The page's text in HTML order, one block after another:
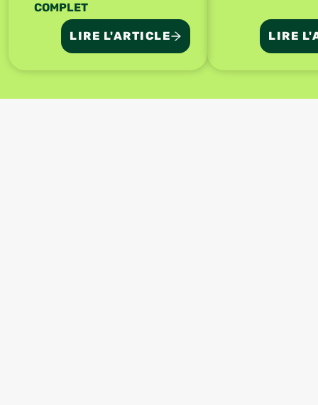
COMPLET
LIRE L'ARTICLE LIRE